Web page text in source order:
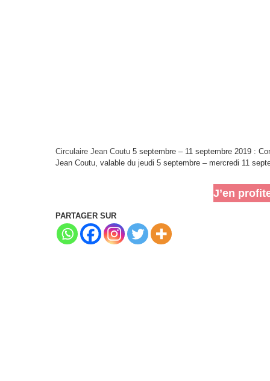
Circulaire Jean Coutu 5 septembre – 11 septembre 2019 :
Jean Coutu, valable du jeudi 5 septembre – mercredi 11
J’en
PARTAGER SUR